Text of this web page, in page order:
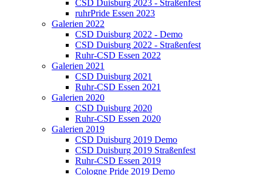
CSD Duisburg 2023 - Straßenfest
ruhrPride Essen 2023
Galerien 2022
CSD Duisburg 2022 - Demo
CSD Duisburg 2022 - Straßenfest
Ruhr-CSD Essen 2022
Galerien 2021
CSD Duisburg 2021
Ruhr-CSD Essen 2021
Galerien 2020
CSD Duisburg 2020
Ruhr-CSD Essen 2020
Galerien 2019
CSD Duisburg 2019 Demo
CSD Duisburg 2019 Straßenfest
Ruhr-CSD Essen 2019
Cologne Pride 2019 Demo